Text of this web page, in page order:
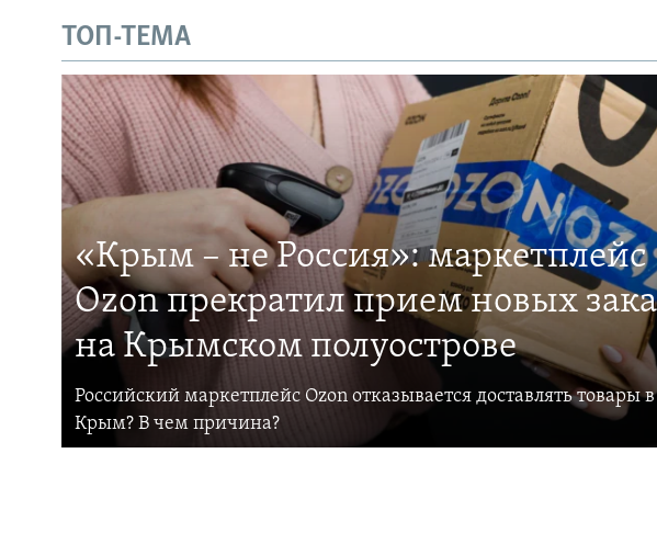
ТОП-ТЕМА
«Крым – не Россия»: маркетплейс
Ozon прекратил прием новых
на Крымском полуострове
Российский маркетплейс Ozon отказывается доставлять товары в
Крым? В чем причина?